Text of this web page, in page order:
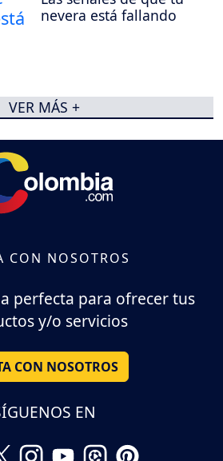
nevera está fallando
VER MÁS +
CON NOSOTROS
perfecta para ofrecer tus
y/o servicios
CON NOSOTROS
EN